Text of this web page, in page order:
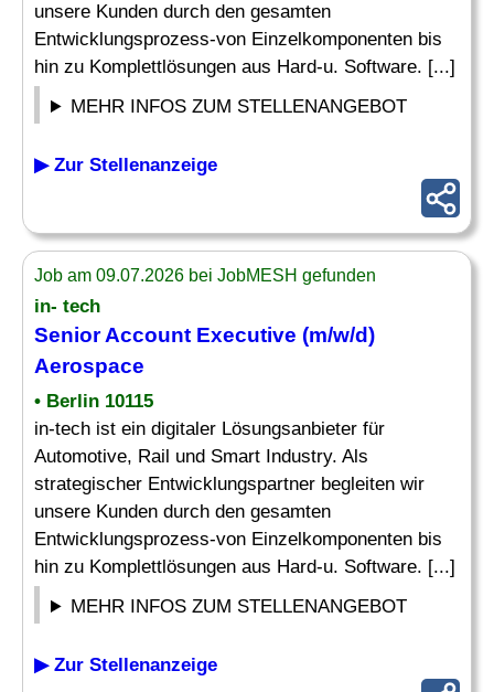
unsere Kunden durch den gesamten
Entwicklungsprozess-von Einzelkomponenten bis
hin zu Komplettlösungen aus Hard-u. Software. [...]
MEHR INFOS ZUM STELLENANGEBOT
▶ Zur Stellenanzeige
Job am 09.07.2026 bei JobMESH gefunden
in- tech
Senior Account Executive (m/w/d)
Aerospace
• Berlin 10115
in-tech ist ein digitaler Lösungsanbieter für
Automotive, Rail und Smart Industry. Als
strategischer Entwicklungspartner begleiten wir
unsere Kunden durch den gesamten
Entwicklungsprozess-von Einzelkomponenten bis
hin zu Komplettlösungen aus Hard-u. Software. [...]
MEHR INFOS ZUM STELLENANGEBOT
▶ Zur Stellenanzeige